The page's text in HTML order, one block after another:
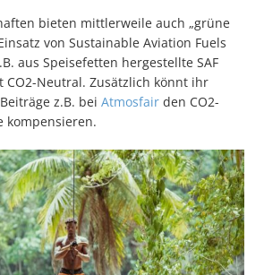
bieten mittlerweile auch „grüne
von Sustainable Aviation Fuels
aus Speisefetten hergestellte SAF
CO2-Neutral. Zusätzlich könnt ihr
z.B. beiAtmosfair den CO2-
kompensieren.